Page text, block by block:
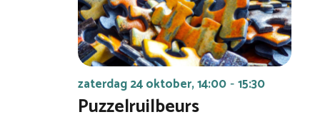
zaterdag 24 oktober, 14:00 - 15:30
Puzzelruilbeurs